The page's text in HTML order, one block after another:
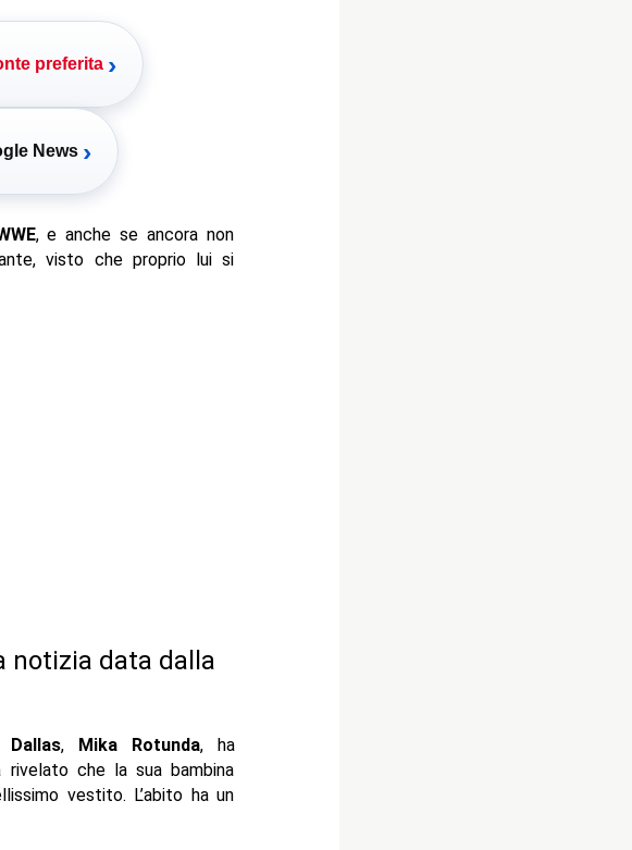
preferita ›
News ›
, e anche se ancora non
visto che proprio lui si
notizia data dalla
Dallas, Mika Rotunda, ha
rivelato che la sua bambina
vestito. L’abito ha un